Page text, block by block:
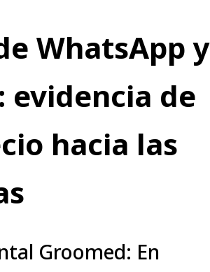
WhatsApp y
evidencia de
hacia las
Groomed: En